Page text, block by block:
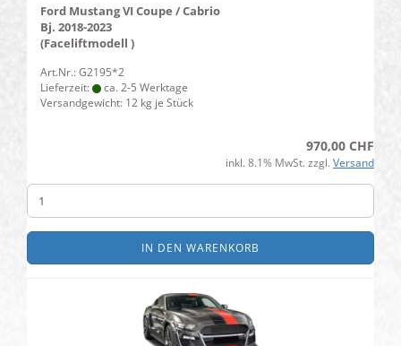
Ford Mustang VI Coupe / Cabrio
Bj. 2018-2023
(Faceliftmodell )
Art.Nr.: G2195*2
Lieferzeit:
ca. 2-5 Werktage
Versandgewicht: 12 kg je Stück
970,00 CHF
inkl. 8.1% MwSt. zzgl. Versand
IN DEN WARENKORB